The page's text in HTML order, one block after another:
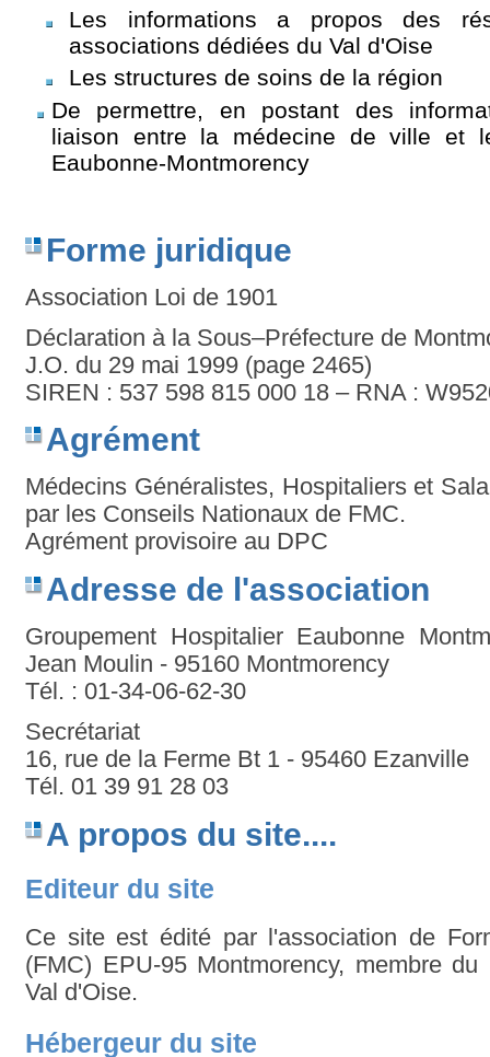
Les informations a propos des
associations dédiées du Val d'Oise
Les structures de soins de la région
De permettre, en postant des
liaison entre la médecine de ville et
Eaubonne-Montmorency
Forme juridique
Association Loi de 1901
Déclaration à la Sous–Préfecture de
J.O. du 29 mai 1999 (page 2465)
SIREN : 537 598 815 000 18 – RNA :
Agrément
Médecins Généralistes, Hospitaliers et
par les Conseils Nationaux de FMC.
Agrément provisoire au DPC
Adresse de l'association
Groupement Hospitalier Eaubonne
Jean Moulin - 95160 Montmorency
Tél. : 01-34-06-62-30
Secrétariat
16, rue de la Ferme Bt 1 - 95460 Ezanville
Tél. 01 39 91 28 03
A propos du site....
Editeur du site
Ce site est édité par l'association de
(FMC) EPU-95 Montmorency, membre
Val d'Oise.
Hébergeur du site